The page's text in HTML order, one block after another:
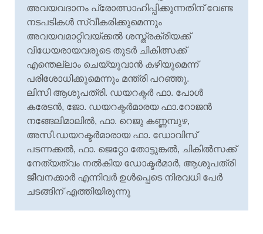
അവയവദാനം പ്രോത്സാഹിപ്പിക്കുന്നതിന് വേണ്ട
നടപടികൾ സ്വീകരിക്കുമെന്നും
അവയവമാറ്റിവയ്ക്കൽ ശസ്ത്രക്രിയക്ക്
വിധേയരായവരുടെ തുടർ ചികിത്സക്ക്
എന്തെല്ലാം ചെയ്യുവാൻ കഴിയുമെന്ന്
പരിശോധിക്കുമെന്നും മന്ത്രി പറഞ്ഞു.
ലിസി ആശുപത്രി. ഡയറക്ടര്ഫാ. പോള്
കരേടന്, ജോ. ഡയറക്ടര്മാരയ ഫാ.റോജന്
നങ്ങേലിമാലില്, ഫാ. റെജു കണ്ണമ്പുഴ,
അസി.ഡയറക്ടര്മാരായ ഫാ. ഡോവിസ്
പടന്നക്കല്, ഫാ. ജെറ്റോ തോട്ടുങ്കല്, ചികില്സക്ക്
നേത്യത്വം നല്കിയ ഡോക്ടര്മാര്, ആശുപത്രി
ജീവനക്കാര്എന്നിവര്ഉള്പ്പെടെ നിരവധി പേര്
ചടങ്ങിന് എത്തിയിരുന്നു